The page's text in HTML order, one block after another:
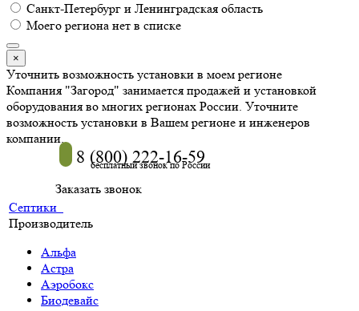
Санкт-Петербург и Ленинградская область
Моего региона нет в списке
×
Уточнить возможность установки в моем регионе
Компания "Загород" занимается продажей и установкой
оборудования во многих регионах России. Уточните
возможность установки в Вашем регионе и инженеров
компании.
8 (800) 222-16-59
бесплатный звонок по России
Заказать звонок
Септики
Производитель
Альфа
Астра
Аэробокс
Биодевайс